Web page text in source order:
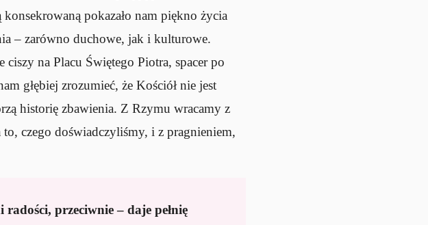
pokazało nam piękno życia
– zarówno duchowe, jak i kulturowe.
na Placu Świętego Piotra, spacer po
głębiej zrozumieć, że Kościół nie jest
historię zbawienia. Z Rzymu wracamy z
to, czego doświadczyliśmy, i z pragnieniem,
radości, przeciwnie – daje pełnię